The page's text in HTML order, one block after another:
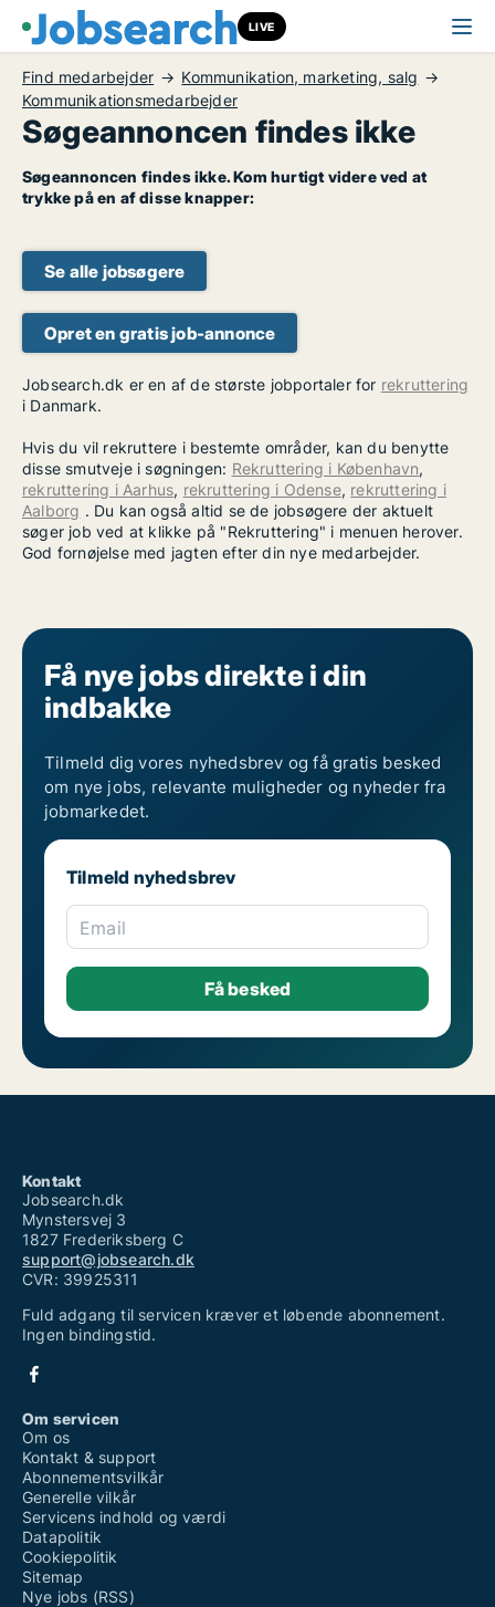
LIVE
Find medarbejder
Kommunikation, marketing, salg
Kommunikationsmedarbejder
Søgeannoncen findes ikke
Søgeannoncen findes ikke. Kom hurtigt videre ved at
trykke på en af disse knapper:
Se alle jobsøgere
Opret en gratis job-annonce
Jobsearch.dk er en af de største jobportaler for rekruttering
i Danmark.
Hvis du vil rekruttere i bestemte områder, kan du benytte
disse smutveje i søgningen: Rekruttering i København,
rekruttering i Aarhus, rekruttering i Odense, rekruttering i
Aalborg . Du kan også altid se de jobsøgere der aktuelt
søger job ved at klikke på "Rekruttering" i menuen herover.
God fornøjelse med jagten efter din nye medarbejder.
Få nye jobs direkte i din
indbakke
Tilmeld dig vores nyhedsbrev og få gratis besked
om nye jobs, relevante muligheder og nyheder fra
jobmarkedet.
Tilmeld nyhedsbrev
Email
Kontakt
Jobsearch.dk
Mynstersvej 3
1827 Frederiksberg C
support@jobsearch.dk
CVR: 39925311
Fuld adgang til servicen kræver et løbende abonnement.
Ingen bindingstid.
Om servicen
Om os
Kontakt & support
Abonnementsvilkår
Generelle vilkår
Servicens indhold og værdi
Datapolitik
Cookiepolitik
Sitemap
Nye jobs (RSS)